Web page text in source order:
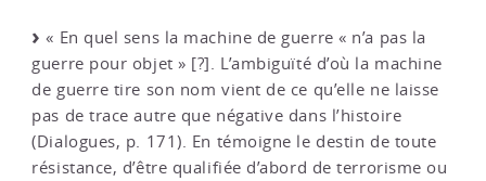
« En quel sens la machine de guerre « n’a pas la
guerre pour objet » [?]. L’ambiguïté d’où la machine
de guerre tire son nom vient de ce qu’elle ne laisse
pas de trace autre que négative dans l’histoire
(Dialogues, p. 171). En témoigne le destin de toute
résistance, d’être qualifiée d’abord de terrorisme ou